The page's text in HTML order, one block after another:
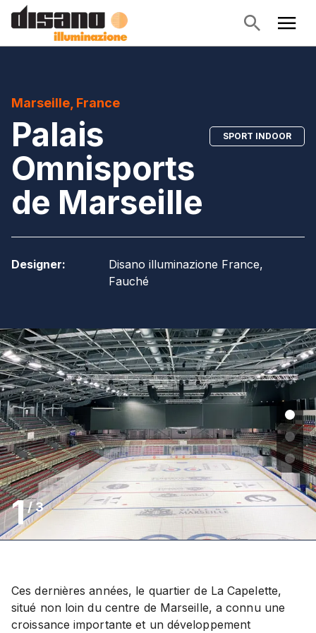
Marseille, France
Palais
Omnisports
de Marseille
SPORT INDOOR
Designer:
Disano illuminazione France,
Fauché
1/ 3
Ces dernières années, le quartier de La Capelette,
situé non loin du centre de Marseille, a connu une
croissance importante et un développement